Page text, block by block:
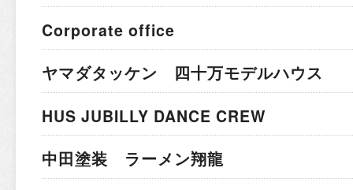
Corporate office
ヤマダタッケン 四十万モデルハウス
HUS JUBILLY DANCE CREW
中田塗装 ラーメン翔龍